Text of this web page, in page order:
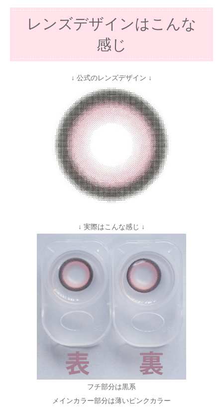
レンズデザインはこんな
感じ
↓ 公式のレンズデザイン ↓
↓ 実際はこんな感じ ↓
フチ部分は黒系
メインカラー部分は薄いピンクカラー